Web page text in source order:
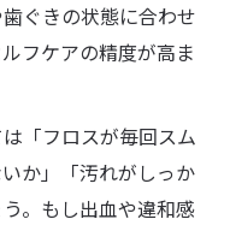
ぐきの状態に合わせ
フケアの精度が高ま
「フロスが毎回スム
か」「汚れがしっか
。もし出血や違和感